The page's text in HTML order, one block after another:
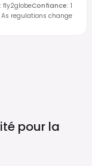
: fly2globeConfiance: 1
As regulations change
pour la